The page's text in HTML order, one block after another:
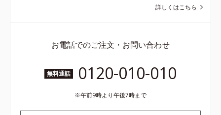
詳しくはこちら
お電話でのご注文・お問い合わせ
無料通話 0120-010-010
午前9時より午後7時まで